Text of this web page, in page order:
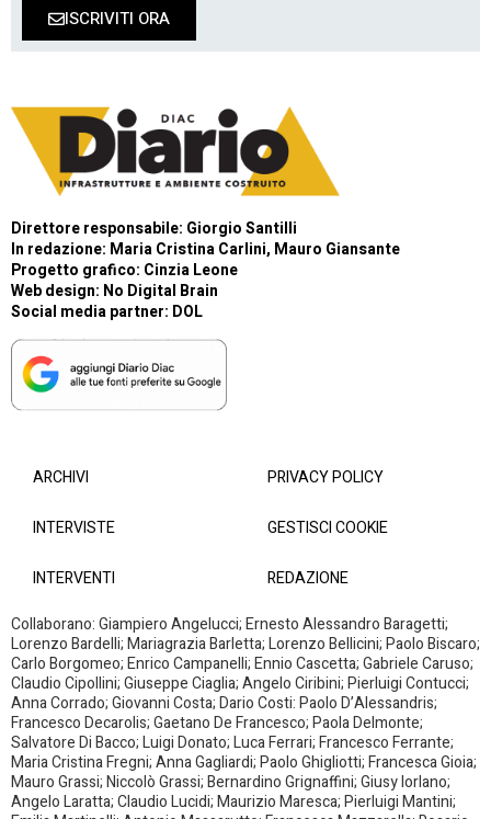
ISCRIVITI ORA
Direttore responsabile: Giorgio Santilli
In redazione: Maria Cristina Carlini, Mauro Giansante
Progetto grafico: Cinzia Leone
Web design: No Digital Brain
Social media partner: DOL
ARCHIVI
INTERVISTE
INTERVENTI
PRIVACY POLICY
GESTISCI COOKIE
REDAZIONE
Collaborano: Giampiero Angelucci; Ernesto Alessandro Baragetti;
Lorenzo Bardelli; Mariagrazia Barletta; Lorenzo Bellicini; Paolo Biscaro;
Carlo Borgomeo; Enrico Campanelli; Ennio Cascetta; Gabriele Caruso;
Claudio Cipollini; Giuseppe Ciaglia; Angelo Ciribini; Pierluigi Contucci;
Anna Corrado; Giovanni Costa; Dario Costi: Paolo D’Alessandris;
Francesco Decarolis; Gaetano De Francesco; Paola Delmonte;
Salvatore Di Bacco; Luigi Donato; Luca Ferrari; Francesco Ferrante;
Maria Cristina Fregni; Anna Gagliardi; Paolo Ghigliotti; Francesca Gioia;
Mauro Grassi; Niccolò Grassi; Bernardino Grignaffini; Giusy Iorlano;
Angelo Laratta; Claudio Lucidi; Maurizio Maresca; Pierluigi Mantini;